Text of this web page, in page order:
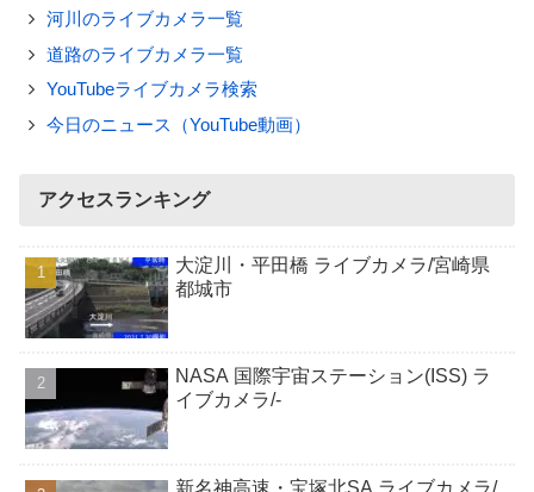
河川のライブカメラ一覧
道路のライブカメラ一覧
YouTubeライブカメラ検索
今日のニュース（YouTube動画）
アクセスランキング
大淀川・平田橋 ライブカメラ/宮崎県
都城市
NASA 国際宇宙ステーション(ISS) ラ
イブカメラ/-
新名神高速・宝塚北SA ライブカメラ/